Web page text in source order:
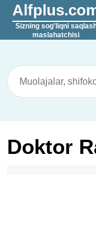
Sizning sog'liqni
maslahatchisi
Doktor